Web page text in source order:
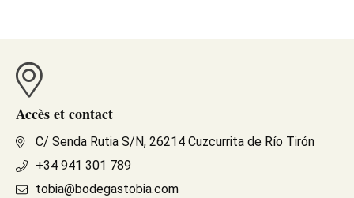
Accès et contact
C/ Senda Rutia S/N, 26214 Cuzcurrita de Río Tirón
+34 941 301 789
tobia@bodegastobia.com